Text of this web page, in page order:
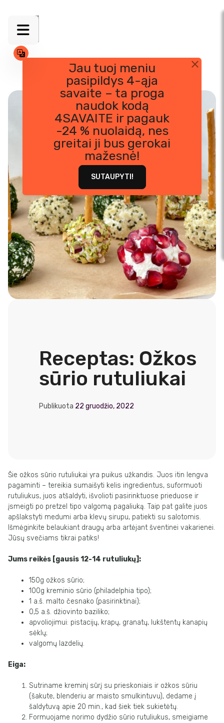
Jau tuoj meniu
pasipildys 4-ąja
savaite – ta proga
naudok kodą
4SAVAITE ir pagauk
-24 % nuolaidą, nes
greitai ji bus gerokai
mažesnė!
SUTAUPYTI!
Receptas: Ožkos
sūrio rutuliukai
Publikuota 22 gruodžio, 2022
Šie ožkos sūrio rutuliukai yra puikus užkandis. Juos itin lengva
pagaminti – tereikia sumaišyti kelis ingredientus, suformuoti
rutuliukus, juos atšaldyti, išvolioti pasirinktuose prieduose ir
įsmeigti po pretzel tipo valgomą pagaliuką. Taip pat galite juos
apšlakstyti medumi arba klevų sirupu, patiekti su salotomis.
Išmėginkite belaukiant draugų arba artėjant šventinei vakarienei.
Jūsų svečiams tikrai patiks!
Jums reikės [gausis 12-14 rutuliukų]:
150g ožkos sūrio;
100g kreminio sūrio (philadelphia tipo);
1 a.š. malto česnako (pasirinktinai);
0,5 a.š. džiovinto baziliko;
apvoliojimui: pistacijų, krapų, granatų, lukštentų kanapių
sėklų;
valgomų lazdelių.
Eiga:
Sutriname kreminį sūrį su prieskoniais ir ožkos sūriu
(šakute, blenderiu ar maisto smulkintuvu), dedame į
šaldytuvą apie 20 min., kad šiek tiek sukietėtų.
Formuojame norimo dydžio sūrio rutuliukus, smeigiame